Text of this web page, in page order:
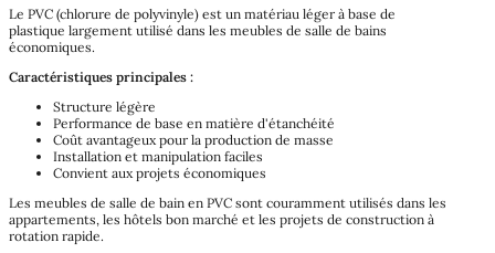
Le PVC (chlorure de polyvinyle) est un matériau léger à base de
plastique largement utilisé dans les meubles de salle de bains
économiques.
Caractéristiques principales :
Structure légère
Performance de base en matière d'étanchéité
Coût avantageux pour la production de masse
Installation et manipulation faciles
Convient aux projets économiques
Les meubles de salle de bain en PVC sont couramment utilisés dans les
appartements, les hôtels bon marché et les projets de construction à
rotation rapide.